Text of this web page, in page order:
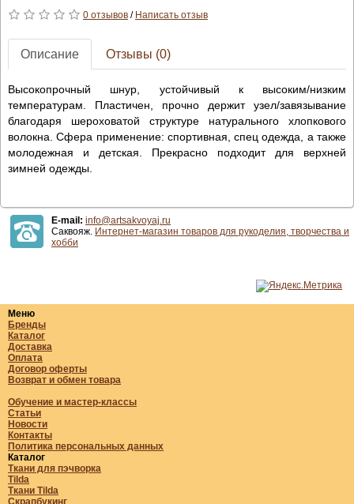
0 отзывов/ Написать отзыв
Описание Отзывы (0)
Высокопрочный шнур, устойчивый к высоким/низким
температурам. Пластичен, прочно держит узел/завязывание
благодаря шероховатой структуре натурального хлопкового
волокна. Сфера применение: спортивная, спец одежда, а также
молодежная и детская. Прекрасно подходит для верхней
зимней одежды.
E-mail: info@artsakvoyaj.ru
Саквояж. Интернет-магазин товаров для рукоделия, творчества и
хобби
Меню
Бренды
Каталог
Доставка
Оплата
Договор оферты
Возврат и обмен товара
Обучение и мастер-классы
Статьи
Новости
Контакты
Политика персональных данных
Каталог
Ткани для пэчворка
Tilda
Ткани Tilda
Скрапбукинг